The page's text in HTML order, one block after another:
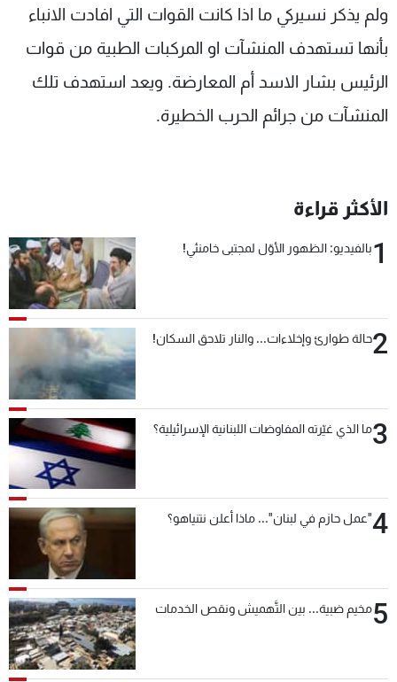
ولم يذكر نسيركي ما اذا كانت القوات التي افادت الانباء
بأنها تستهدف المنشآت او المركبات الطبية من قوات
الرئيس بشار الاسد أم المعارضة. ويعد استهدف تلك
المنشآت من جرائم الحرب الخطيرة.
الأكثر قراءة
1بالفيديو: الظهور الأوّل لمجتبى خامنئي!
2حالة طوارئ وإخلاءات... والنار تلاحق السكان!
3ما الذي غيّرته المفاوضات اللبنانية الإسرائيلية؟
4"عمل حازم في لبنان"... ماذا أعلن نتنياهو؟
5مخيم ضبية... بين التَّهميش ونقص الخدمات